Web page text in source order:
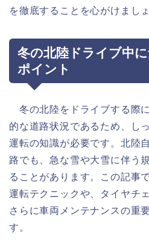
を徹底することを心がけましょ
冬の北陸ドライブ中
ポイント
冬の北陸をドライブする際
的な道路状況であるため、し
運転の知識が必要です。北陸
路でも、急な雪や大雪に伴う
ることがあります。この記事
運転テクニックや、タイヤチ
さらに車両メンテナンスの重
す。